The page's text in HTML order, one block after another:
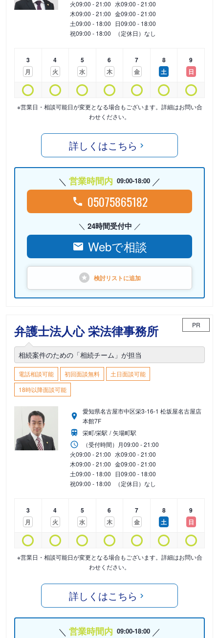
火09:00 - 21:00 水09:00 - 21:00
木09:00 - 21:00 金09:00 - 21:00
土09:00 - 18:00 日09:00 - 18:00
祝09:00 - 18:00 （定休日）なし
3
月
4
火
5
水
6
木
7
金
8
土
9
日
※営業日・相談可能日が変更となる場合もございます。詳細はお問い合
わせください。
詳しくはこちら
営業時間内 09:00-18:00
05075865182
24時間受付中
Webで相談
検討リストに追加
弁護士法人心 栄法律事務所 PR
相続案件のための「相続チーム」が担当
電話相談可能 初回面談無料
土日面談可能
18時以降面談可能
愛知県名古屋市中区栄3-16-1 松坂屋名古屋店
本館7F
栄町/栄駅
矢場町駅
（受付時間） 月09:00 - 21:00
火09:00 - 21:00 水09:00 - 21:00
木09:00 - 21:00 金09:00 - 21:00
土09:00 - 18:00 日09:00 - 18:00
祝09:00 - 18:00 （定休日）なし
3
月
4
火
5
水
6
木
7
金
8
土
9
日
※営業日・相談可能日が変更となる場合もございます。詳細はお問い合
わせください。
詳しくはこちら
営業時間内 09:00-18:00